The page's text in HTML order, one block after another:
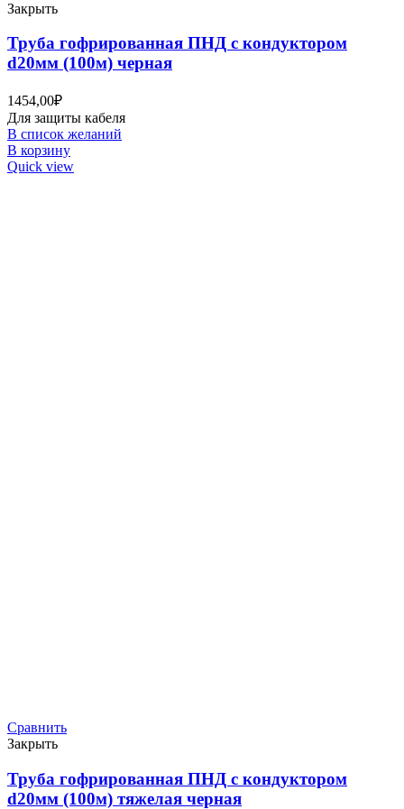
Закрыть
Труба гофрированная ПНД с кондуктором
d20мм (100м) черная
1454,00₽
Для защиты кабеля
В список желаний
В корзину
Quick view
Сравнить
Закрыть
Труба гофрированная ПНД с кондуктором
d20мм (100м) тяжелая черная